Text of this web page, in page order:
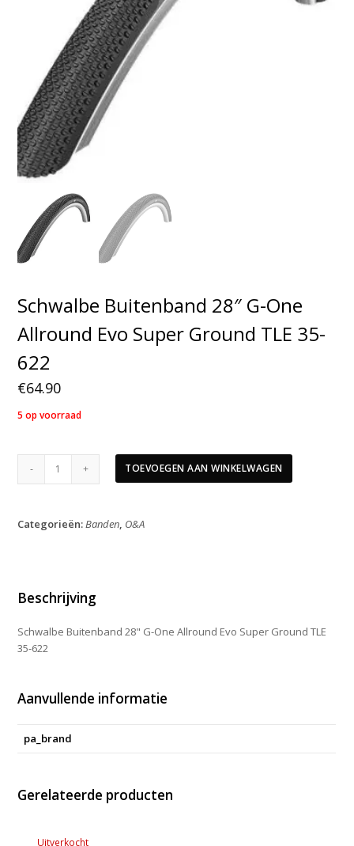
Schwalbe Buitenband 28″ G-One
Allround Evo Super Ground TLE 35-
622
€64.90
5 op voorraad
Schwalbe
One
Ground
35-
622
TOEVOEGEN AAN WINKELWAGEN
Categorieën:Banden, O&A
Beschrijving
Schwalbe Buitenband 28" G-One Allround Evo Super Ground TLE
35-622
Aanvullende informatie
pa_brand
Gerelateerde producten
Uitverkocht